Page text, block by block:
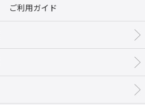
ご利用ガイド